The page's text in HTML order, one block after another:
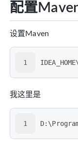
配置
设置Maven
1
我这里是
1